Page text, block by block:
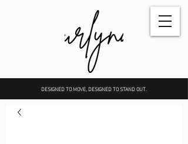
DESIGNED TO MOVE, DESIGNED TO STAND OUT.